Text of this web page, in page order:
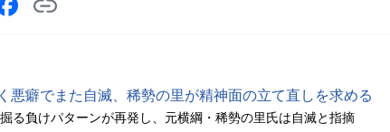
悪癖でまた自滅、稀勢の里が精神面の立て直しを求める
る負けパターンが再発し、元横綱・稀勢の里氏は自滅と指摘